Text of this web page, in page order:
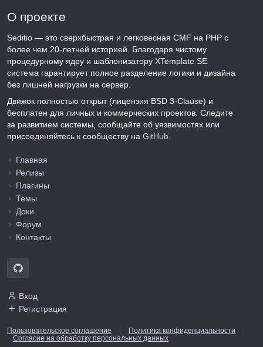
О проекте
Seditio — это сверхбыстрая и легковесная CMF на PHP с
более чем 20-летней историей. Благодаря чистому
процедурному ядру и шаблонизатору XTemplate SE
система гарантирует полное разделение логики и дизайна
без лишней нагрузки на сервер.
Движок полностью открыт (лицензия BSD 3-Clause) и
бесплатен для личных и коммерческих проектов. Следите
за развитием системы, сообщайте об уязвимостях или
присоединяйтесь к сообществу на GitHub.
Главная
Релизы
Плагины
Темы
Доки
Форум
Контакты
Вход
Регистрация
Пользовательское соглашение | Политика конфиденциальности
|
Согласие на обработку персональных данных